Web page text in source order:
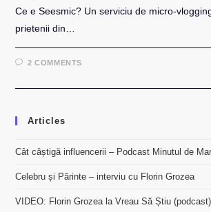
Ce e Seesmic? Un serviciu de micro-
prietenii din…
2 COMMENTS
Articles
Cât câștigă influencerii – Podcast Minutul de
Celebru și Părinte – interviu cu Florin Grozea
VIDEO: Florin Grozea la Vreau Să Știu (podcast)